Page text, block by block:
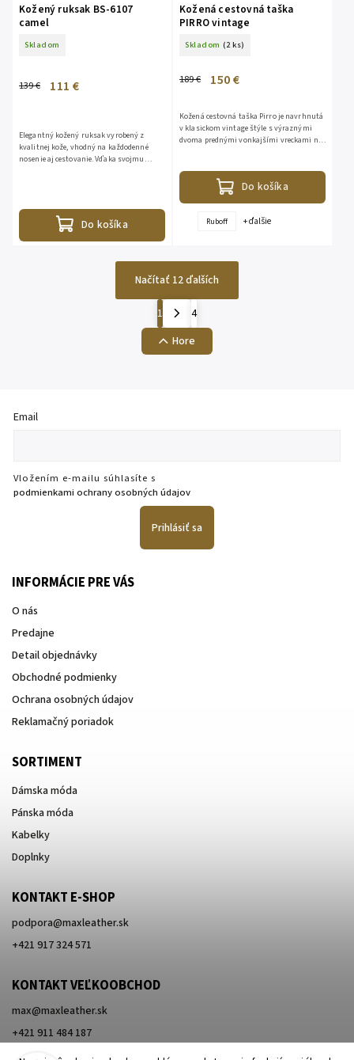
Kožený ruksak BS-6107
camel
Skladom
139 € 111 €
Do košíka
Elegantný kožený ruksak vyrobený z
kvalitnej kože, vhodný na každodenné
nosenie aj cestovanie. Vďaka svojmu
Kožená cestovná taška
PIRRO vintage
Skladom (2 ks)
189 € 150 €
Do košíka
Kožená cestovná taška Pirro je navrhnutá
v klasickom vintage štýle s výraznými
dvoma prednými vonkajšími vreckami na
Ruboff + ďalšie
Načítať 12 ďalších
1
4
Hore
Email
Vložením e-mailu súhlasíte s
podmienkami ochrany osobných údajov
Prihlásiť sa
INFORMÁCIE PRE VÁS
O nás
Predajne
Detail objednávky
Obchodné podmienky
Ochrana osobných údajov
Reklamačný poriadok
SORTIMENT
Dámska móda
Pánska móda
Kabelky
Doplnky
KONTAKT E-SHOP
podpora@maxleather.sk
+421 917 324 571
KONTAKT VEĽKOOBCHOD
max@maxleather.sk
+421 911 484 187